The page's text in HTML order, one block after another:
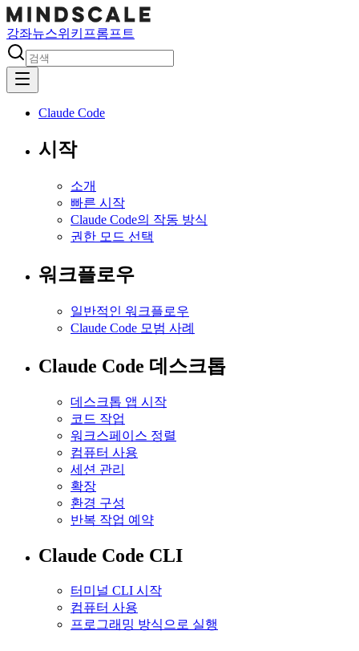
강좌뉴스위키 프롬프트
Claude Code
시작
소개
빠른 시작
Claude Code의 작동 방식
권한 모드 선택
워크플로우
일반적인 워크플로우
Claude Code 모범 사례
Claude Code 데스크톱
데스크톱 앱 시작
코드 작업
워크스페이스 정렬
컴퓨터 사용
세션 관리
확장
환경 구성
반복 작업 예약
Claude Code CLI
터미널 CLI 시작
컴퓨터 사용
프로그래밍 방식으로 실행